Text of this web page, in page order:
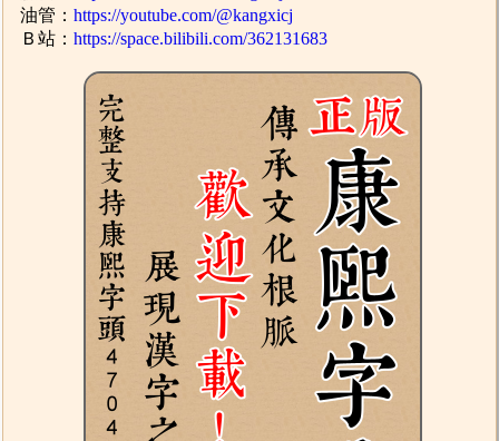
油管：https://youtube.com/@kangxicj
Ｂ站：https://space.bilibili.com/362131683